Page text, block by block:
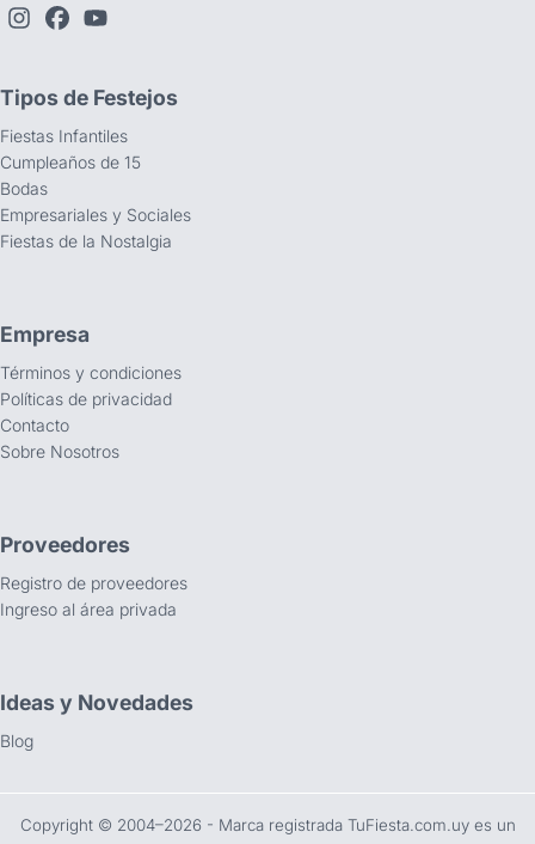
Tipos de Festejos
Fiestas Infantiles
Cumpleaños de 15
Bodas
Empresariales y Sociales
Fiestas de la Nostalgia
Empresa
Términos y condiciones
Políticas de privacidad
Contacto
Sobre Nosotros
Proveedores
Registro de proveedores
Ingreso al área privada
Ideas y Novedades
Blog
Copyright ©️ 2004–2026 - Marca registrada TuFiesta.com.uy es un